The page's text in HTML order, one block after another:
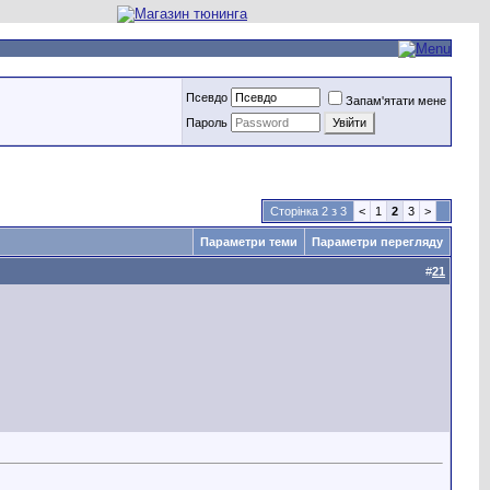
Псевдо
Запам'ятати мене
Пароль
Сторінка 2 з 3 < 1 2 3 >
Параметри теми Параметри перегляду
#21